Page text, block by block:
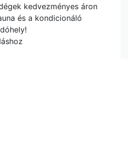
kedvezményes áron
és a kondicionáló